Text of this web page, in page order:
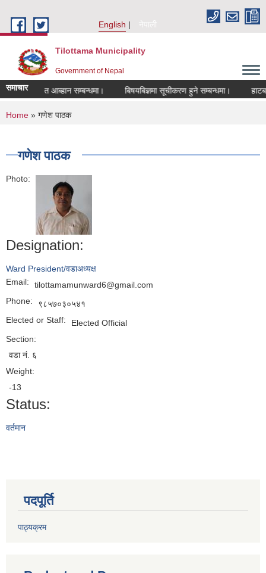
English
नेपाली
Tilottama Municipality
Government of Nepal
समाचार
दरखास्त आब्हान सम्बन्धमा। बिषयबिज्ञमा सूचीकरण हुने सम्बन्धमा। हाटबजार
You are here
Home » गणेश पाठक
गणेश पाठक
Photo:
Designation:
Ward President/वडाअध्यक्ष
Email:
tilottamamunward6@gmail.com
Phone:
९८५७०३०५४१
Elected or Staff:
Elected Official
Section:
वडा नं. ६
Weight:
-13
Status:
वर्तमान
पदपूर्ति
पाठ्यक्रम